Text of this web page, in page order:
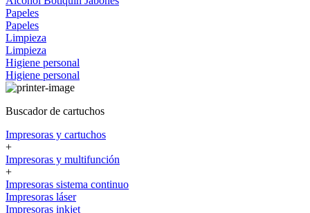
Papeles
Papeles
Limpieza
Limpieza
Higiene personal
Higiene personal
Buscador de cartuchos
Impresoras y cartuchos
+
Impresoras y multifunción
+
Impresoras sistema continuo
Impresoras láser
Impresoras inkjet